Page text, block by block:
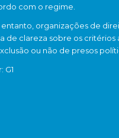
com o regime.
entanto, organizações de
de clareza sobre os
ou não de presos
G1